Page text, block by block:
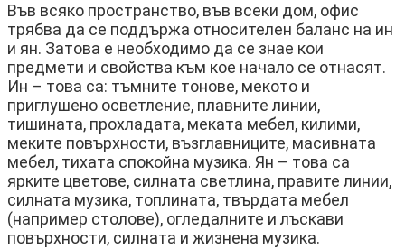
Във всяко пространство, във всеки дом, офис
трябва да се поддържа относителен баланс на ин
и ян. Затова е необходимо да се знае кои
предмети и свойства към кое начало се отнасят.
Ин – това са: тъмните тонове, мекото и
приглушено осветление, плавните линии,
тишината, прохладата, меката мебел, килими,
меките повърхности, възглавниците, масивната
мебел, тихата спокойна музика. Ян – това са
ярките цветове, силната светлина, правите линии,
силната музика, топлината, твърдата мебел
(например столове), огледалните и лъскави
повърхности, силната и жизнена музика.